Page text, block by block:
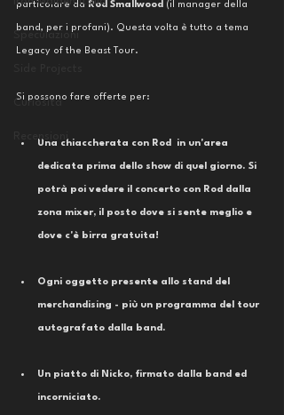
Speculazioni
Curiosità
Recensioni
particolare da Rod Smallwood (il manager della
band, per i profani). Questa volta è tutto a tema
Legacy of the Beast Tour.
Si possono fare offerte per:
Una chiaccherata con Rod  in un'area
dedicata prima dello show di quel giorno. Si
potrà poi vedere il concerto con Rod dalla
zona mixer, il posto dove si sente meglio e
dove c'è birra gratuita!
Ogni oggetto presente allo stand del
merchandising - più un programma del tour
autografato dalla band.
Un piatto di Nicko, firmato dalla band ed
incorniciato.